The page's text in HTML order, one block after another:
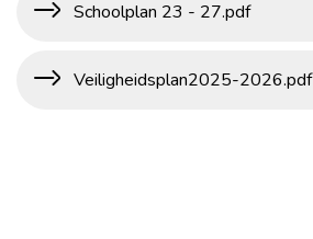
Schoolplan 23 - 27.pdf
Veiligheidsplan2025-2026.pdf